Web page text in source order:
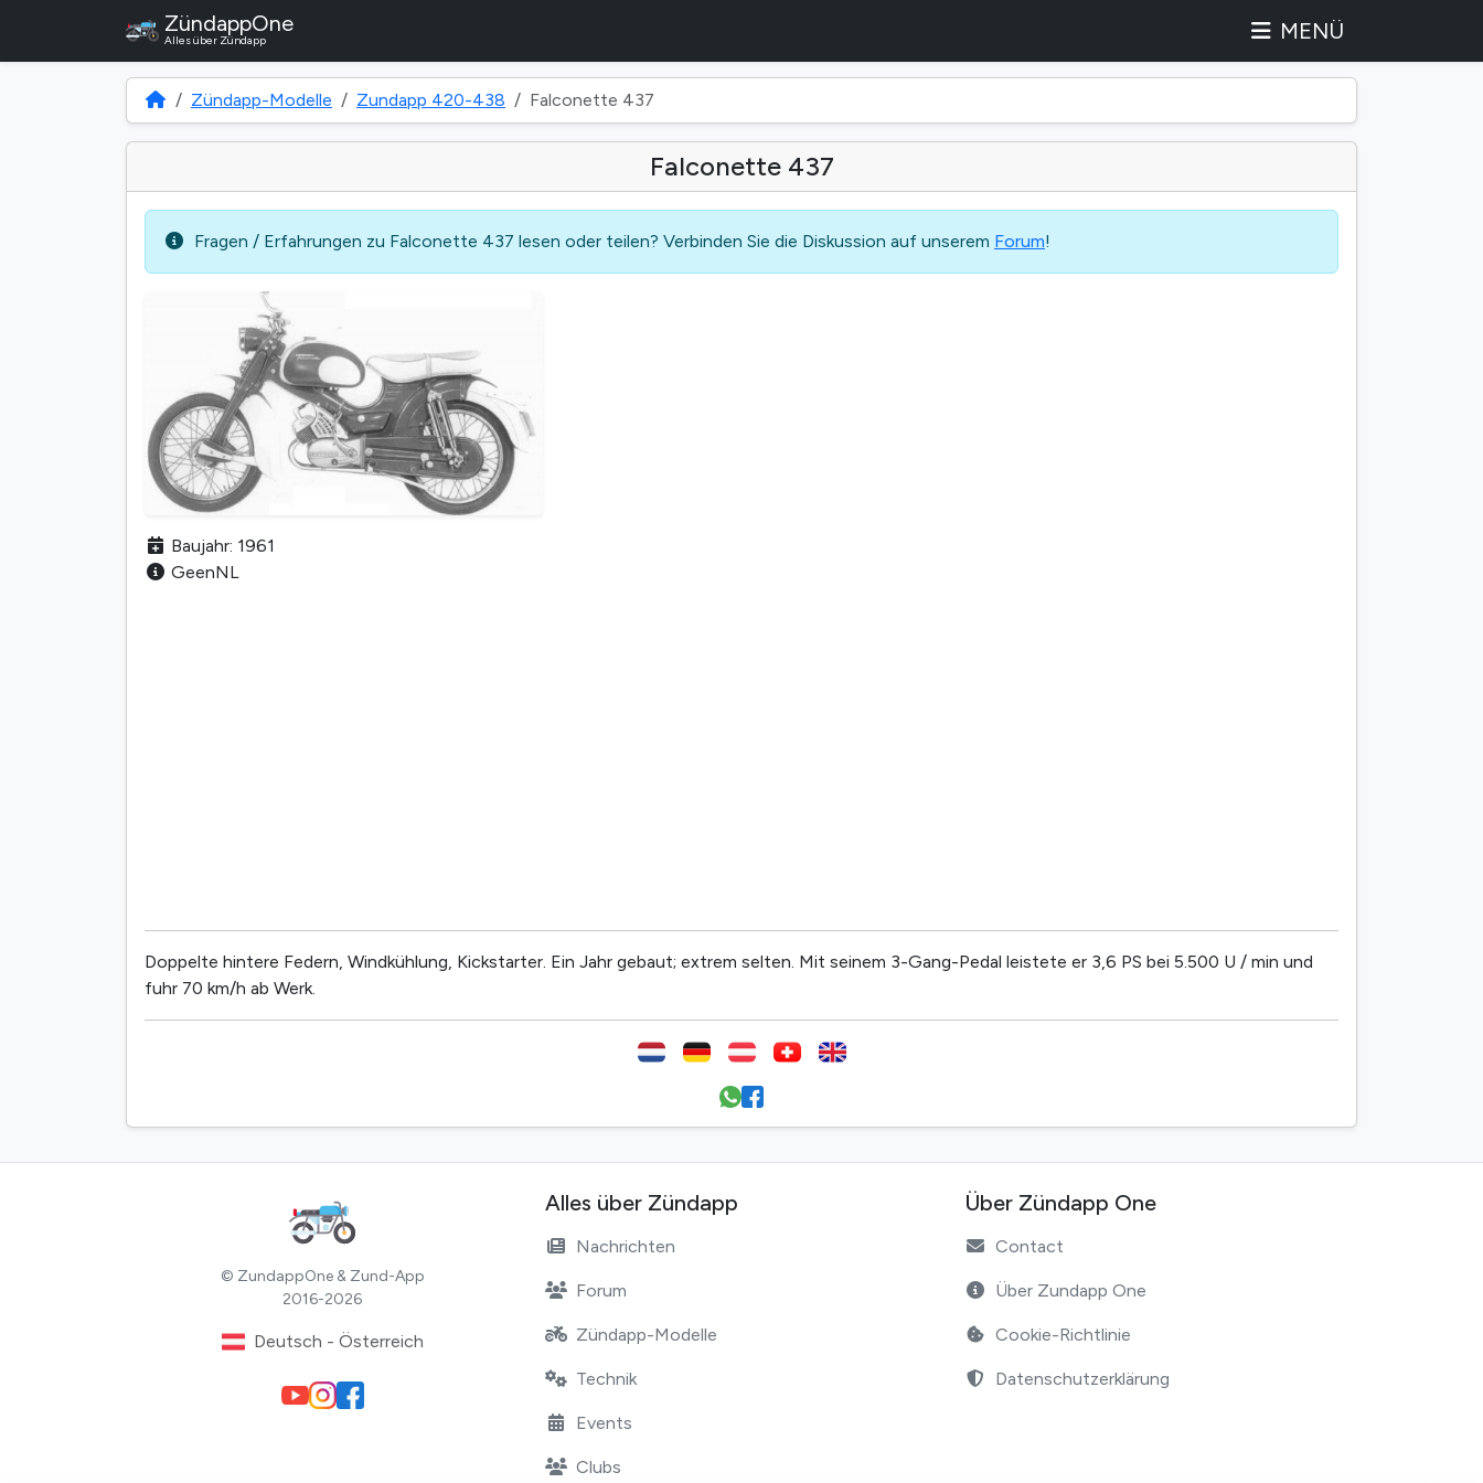
ZündappOne
Alles über Zündapp MENÜ
Zündapp-Modelle Zundapp 420-438 Falconette 437
Falconette 437
Fragen / Erfahrungen zu Falconette 437 lesen oder teilen? Verbinden Sie die Diskussion auf unserem Forum!
Baujahr: 1961
GeenNL
Doppelte hintere Federn, Windkühlung, Kickstarter. Ein Jahr gebaut; extrem selten. Mit seinem 3-Gang-Pedal leistete er 3,6 PS bei 5.500 U / min und
fuhr 70 km/h ab Werk.
© ZundappOne & Zund-App
2016-2026
Deutsch - Österreich
Alles über Zündapp
Nachrichten
Forum
Zündapp-Modelle
Technik
Events
Clubs
Über Zündapp One
Contact
Über Zundapp One
Cookie-Richtlinie
Datenschutzerklärung